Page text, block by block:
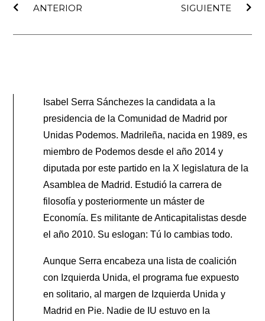
ANTERIOR
SIGUIENTE
Isabel Serra Sánchezes la candidata a la
presidencia de la Comunidad de Madrid por
Unidas Podemos. Madrileña, nacida en 1989, es
miembro de Podemos desde el año 2014 y
diputada por este partido en la X legislatura de la
Asamblea de Madrid. Estudió la carrera de
filosofía y posteriormente un máster de
Economía. Es militante de Anticapitalistas desde
el año 2010. Su eslogan: Tú lo cambias todo.
Aunque Serra encabeza una lista de coalición
con Izquierda Unida, el programa fue expuesto
en solitario, al margen de Izquierda Unida y
Madrid en Pie. Nadie de IU estuvo en la